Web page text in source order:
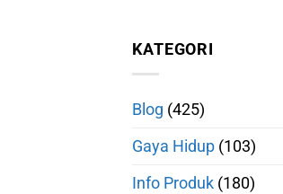
KATEGORI
Blog (425)
Gaya Hidup (103)
Info Produk (180)